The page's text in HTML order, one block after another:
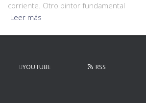
corriente. Otro pintor fundamental
Leer más
YOUTUBE RSS